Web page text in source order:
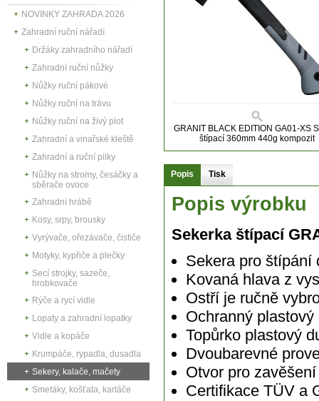
NOVINKY ZAHRADA 2026
Zahradní ruční nářadí
Držáky zahradního nářadí
Zahradní ruční nůžky
Nůžky ruční pákové
Nůžky ruční na trávu
Nůžky ruční na živý plot
Zahradní a vinařské kleště
Zahradní a ruční pilky
Nůžky na stromy, česáčky a
sběrače ovoce
Zahradní hrábě
Kosy, srpy, brousky
Vyrývače, ořezávače, čističe
Motyky, kypřiče a plečky
Secí strojky, sazeče,
hrobkovače
Rýče a rycí vidle
Lopaty a zahradní lopatky
Vidle a kopáče
Krumpáče, rypadla, dusadla
Sekery, kalače, mačety
Smetáky, košťata, kartáče
GRANIT BLACK EDITION GA01-XS
štípací 360mm 440g kompozit
Popis Tisk
Popis výrobku
Sekerka štípací
Sekera pro štípání
Kovaná hlava z
Ostří je ručně
Ochranný
Topůrko plastový
Dvoubarevné
Otvor pro
Certifikace TÜV a